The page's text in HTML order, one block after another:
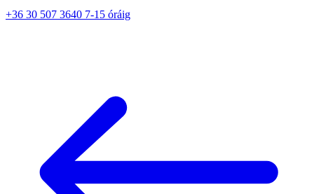
+36 30 507 3640 7-15 óráig